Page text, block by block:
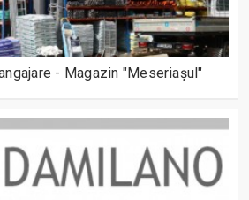
- Magazin "Meseriașul"